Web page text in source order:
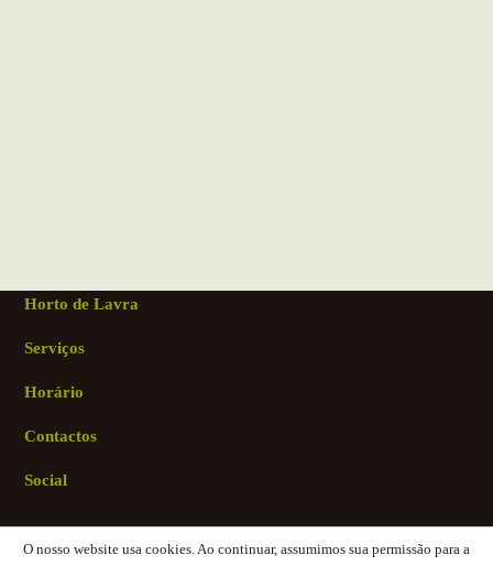
O nosso website usa cookies. Ao continuar, assumimos sua permissão para a
Horto de Lavra
Serviços
Horário
Contactos
Social